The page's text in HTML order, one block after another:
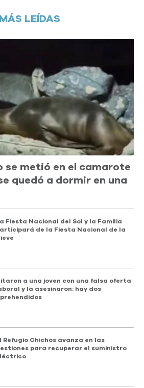
MÁS LEÍDAS
se metió en el camarote
quedó a dormir en una
Fiesta Nacional del Sol y la Familia
de la Fiesta Nacional de la
a una joven con una falsa oferta
y la asesinaron: hay dos
Refugio Chichos avanza en las
para recuperar el suministro